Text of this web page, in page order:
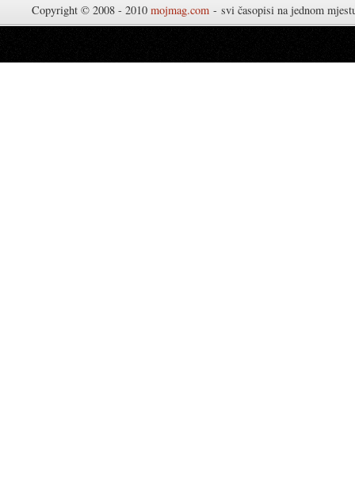
Copyright © 2008 - 2010 mojmag.com - svi časopisi na jednom